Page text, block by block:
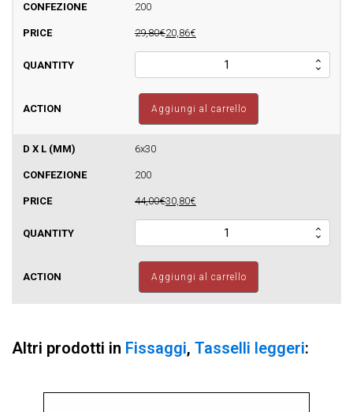
200
29,80€20,86€
-
Tassello
Rapido
Martello
quantità
Aggiungi al carrello
6x30
200
44,00€30,80€
-
Tassello
Rapido
quantità
Aggiungi al carrello
Altri prodotti in Fissaggi, Tasselli leggeri: